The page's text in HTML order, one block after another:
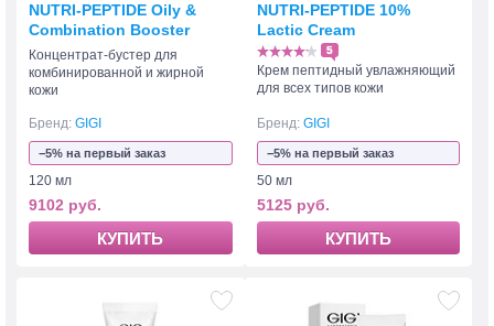
NUTRI-PEPTIDE Oily &
Combination Booster
Концентрат-бустер для
комбинированной и жирной
кожи
Бренд: GIGI
−5% на первый заказ
120 мл
9102 руб.
КУПИТЬ
NUTRI-PEPTIDE 10%
Lactic Cream
5
Крем пептидный увлажняющий
для всех типов кожи
Бренд: GIGI
−5% на первый заказ
50 мл
5125 руб.
КУПИТЬ